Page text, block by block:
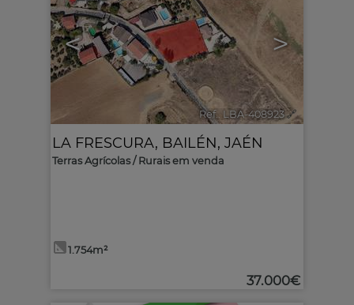
< >
Ref.. LBA-408923 🔗
LA FRESCURA, BAILÉN, JAÉN
Terras Agrícolas / Rurais em venda
1.754m²
37.000€